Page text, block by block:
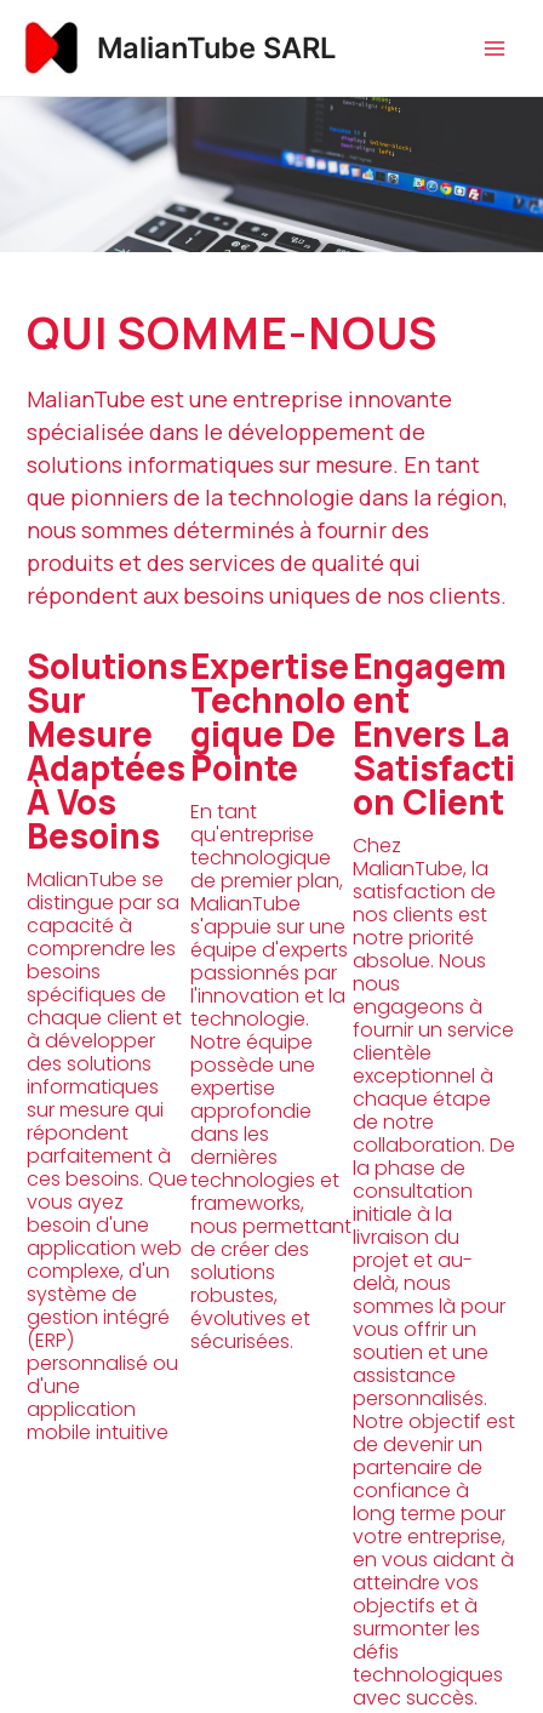
contenu
MalianTube SARL
QUI SOMME-NOUS
MalianTube est une entreprise innovante
spécialisée dans le développement de
solutions informatiques sur mesure. En tant
que pionniers de la technologie dans la région,
nous sommes déterminés à fournir des
produits et des services de qualité qui
répondent aux besoins uniques de nos clients.
Solutions
Sur
Mesure
Adaptées
À Vos
Besoins
MalianTube se
distingue par sa
capacité à
comprendre les
besoins
spécifiques de
chaque client et
à développer
des solutions
informatiques
sur mesure qui
répondent
parfaitement à
ces besoins. Que
vous ayez
besoin d'une
application web
complexe, d'un
système de
gestion intégré
(ERP)
personnalisé ou
d'une
application
mobile intuitive
Expertise
Technolo
Gique De
Pointe
En tant
qu'entreprise
technologique
de premier plan,
MalianTube
s'appuie sur une
équipe d'experts
passionnés par
l'innovation et la
technologie.
Notre équipe
possède une
expertise
approfondie
dans les
dernières
technologies et
frameworks,
nous permettant
de créer des
solutions
robustes,
évolutives et
sécurisées.
Engagem
Ent
Envers La
Satisfacti
On Client
Chez
MalianTube, la
satisfaction de
nos clients est
notre priorité
absolue. Nous
nous
engageons à
fournir un service
clientèle
exceptionnel à
chaque étape
de notre
collaboration. De
la phase de
consultation
initiale à la
livraison du
projet et au-
delà, nous
sommes là pour
vous offrir un
soutien et une
assistance
personnalisés.
Notre objectif est
de devenir un
partenaire de
confiance à
long terme pour
votre entreprise,
en vous aidant à
atteindre vos
objectifs et à
surmonter les
défis
technologiques
avec succès.